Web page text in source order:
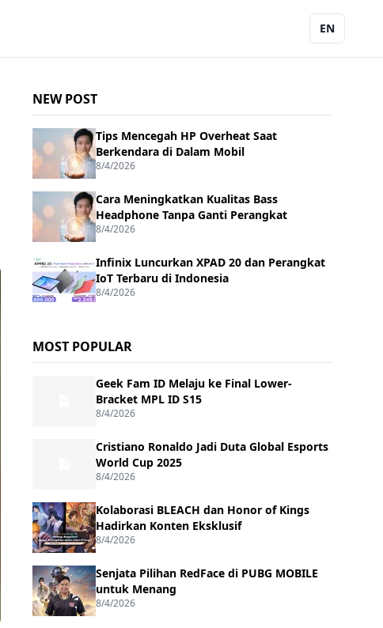
EN
NEW POST
Tips Mencegah HP Overheat Saat
Berkendara di Dalam Mobil
8/4/2026
Cara Meningkatkan Kualitas Bass
Headphone Tanpa Ganti Perangkat
8/4/2026
Infinix Luncurkan XPAD 20 dan Perangkat
IoT Terbaru di Indonesia
8/4/2026
MOST POPULAR
Geek Fam ID Melaju ke Final Lower-
Bracket MPL ID S15
8/4/2026
Cristiano Ronaldo Jadi Duta Global Esports
World Cup 2025
8/4/2026
Kolaborasi BLEACH dan Honor of Kings
Hadirkan Konten Eksklusif
8/4/2026
Senjata Pilihan RedFace di PUBG MOBILE
untuk Menang
8/4/2026